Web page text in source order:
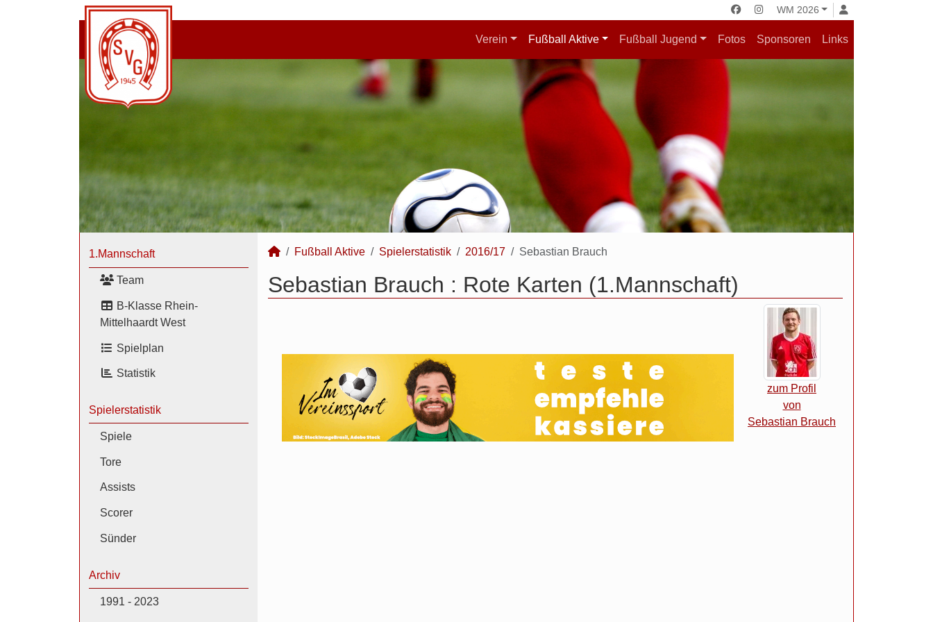
WM 2026
Verein Fußball Aktive Fußball Jugend Fotos Sponsoren Links
1.Mannschaft
Team
B-Klasse Rhein-
Mittelhaardt West
Spielplan
Statistik
Spielerstatistik
Spiele
Tore
Assists
Scorer
Sünder
Archiv
1991 - 2023
Fußball Aktive Spielerstatistik 2016/17 Sebastian Brauch
Sebastian Brauch : Rote Karten (1.Mannschaft)
zum Profil
von
Sebastian Brauch